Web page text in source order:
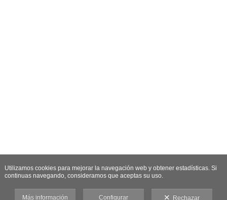
Utilizamos cookies para mejorar la navegación web y obtener estadísticas. Si
continuas navegando, consideramos que aceptas su uso.
Más información Configurar Rechazar